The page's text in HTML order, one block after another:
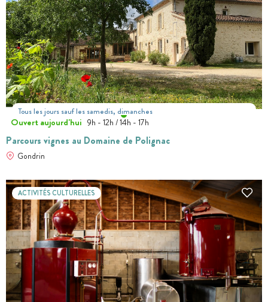
Tous les jours sauf les samedis, dimanches
Ouvert aujourd'hui 9h - 12h / 14h - 17h
Parcours vignes au Domaine de Polignac
Gondrin
ACTIVITÉS CULTURELLES